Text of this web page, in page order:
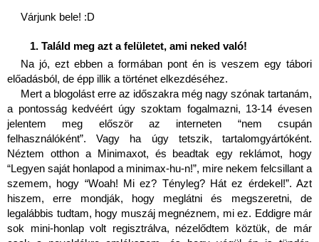
Várjunk bele! :D
Találd meg azt a felületet, ami neked való!
Na jó, ezt ebben a formában pont én is veszem egy tábori
előadásból, de épp illik a történet elkezdéséhez.
Mert a blogolást erre az időszakra még nagy szónak tartanám,
a pontosság kedvéért úgy szoktam fogalmazni, 13-14 évesen
jelentem meg először az interneten “nem csupán
felhasználóként”. Vagy ha úgy tetszik, tartalomgyártóként.
Néztem otthon a Minimaxot, és beadtak egy reklámot, hogy
“Legyen saját honlapod a minimax-hu-n!”, mire nekem felcsillant a
szemem, hogy “Woah! Mi ez? Tényleg? Hát ez érdekel!”. Azt
hiszem, erre mondják, hogy meglátni és megszeretni, de
legalábbis tudtam, hogy muszáj megnéznem, mi ez. Eddigre már
sok mini-honlap volt regisztrálva, nézelődtem köztük, de már